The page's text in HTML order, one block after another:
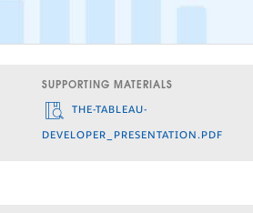
SUPPORTING MATERIALS
THE-TABLEAU-
DEVELOPER_PRESENTATION.PDF